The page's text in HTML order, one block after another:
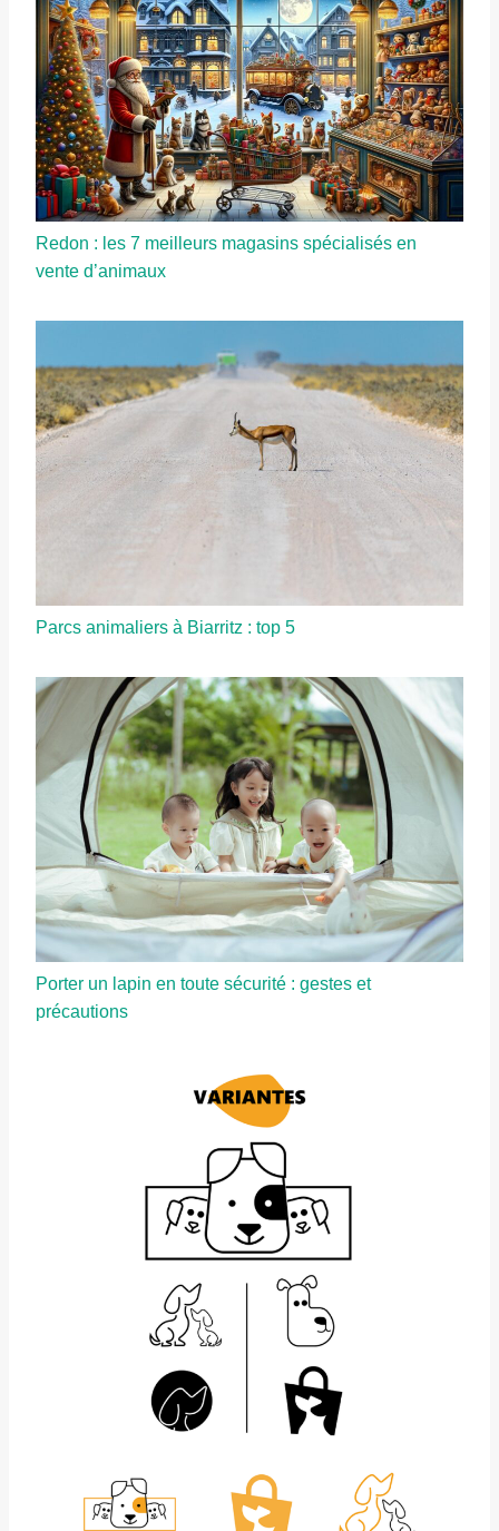
Redon : les 7 meilleurs magasins spécialisés en
vente d’animaux
Parcs animaliers à Biarritz : top 5
Porter un lapin en toute sécurité : gestes et
précautions